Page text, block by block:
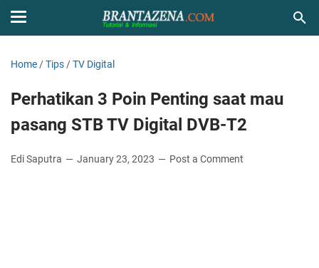
Home /Tips /TV Digital
Perhatikan 3 Poin Penting saat mau
pasang STB TV Digital DVB-T2
Edi Saputra January 23, 2023 Post a Comment